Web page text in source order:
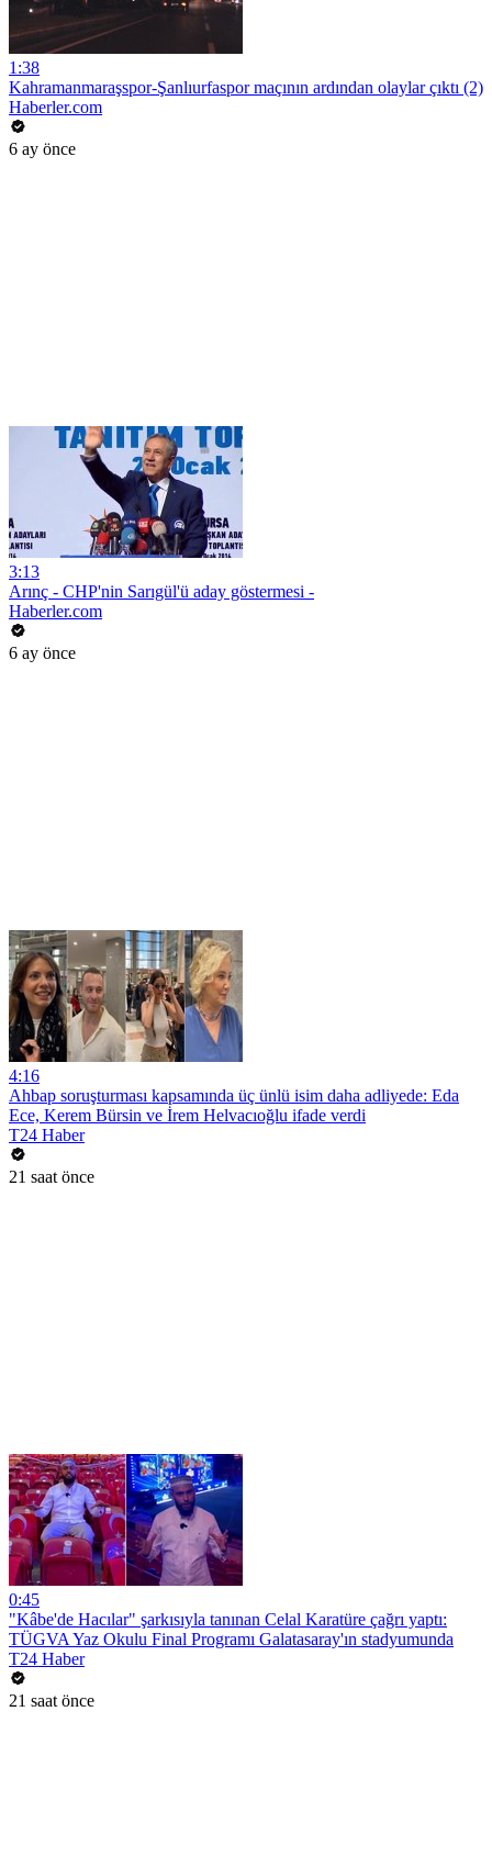
1:38
Kahramanmaraşspor-Şanlıurfaspor maçının ardından olaylar çıktı (2)
Haberler.com
6 ay önce
3:13
Arınç - CHP'nin Sarıgül'ü aday göstermesi -
Haberler.com
6 ay önce
4:16
Ahbap soruşturması kapsamında üç ünlü isim daha adliyede: Eda
Ece, Kerem Bürsin ve İrem Helvacıoğlu ifade verdi
T24 Haber
21 saat önce
0:45
"Kâbe'de Hacılar" şarkısıyla tanınan Celal Karatüre çağrı yaptı:
TÜGVA Yaz Okulu Final Programı Galatasaray'ın stadyumunda
T24 Haber
21 saat önce